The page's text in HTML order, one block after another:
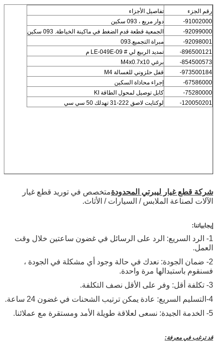
رقم الجزء
تفاصيل الأجزاء
91002000-
دوار مربع ، 093 سكين
92099000-
الجمعية قطعة قدم الضغط في ماكينة الخياطة. 093 سكين
92098001-
مبراة التجميع.093
896500121-
تمديد الربيع لي # LE-049E-09 م
854500573-
برغي M4x0.7x10
973500184-
قفل حلزوني للغسالة M4
67586000-
إجراء محاذاة السكين
75280000-
كابل توصيل لمحول الطاقة KI
120050201-
لوكتايت لاصق 222-31 تهدلك 50 سي سي
شركة قطع غيار ليبرتي المحدودةمتخصص في توريد قطع غيار
الآلات لصناعة الملابس / السيارات / الأثاث.
إيجابياتنا:
1- الرد السريع: الرد على الرسائل في غضون ساعتين خلال وقت
العمل.
2- ضمان الجودة: نعدك في حالة وجود أي مشكلة في الجودة ،
فسنقوم باستبدالها مرة واحدة.
3- تكلفة أقل: وفر على الأقل نصف التكلفة.
4-التسليم السريع: عادة يمكن ترتيب الشحنات في غضون 24 ساعة.
5- الخدمة الجيدة: نسعى لعلاقة طويلة الأمد ومستقرة مع عملائنا.
قد ترغب في معرفة: